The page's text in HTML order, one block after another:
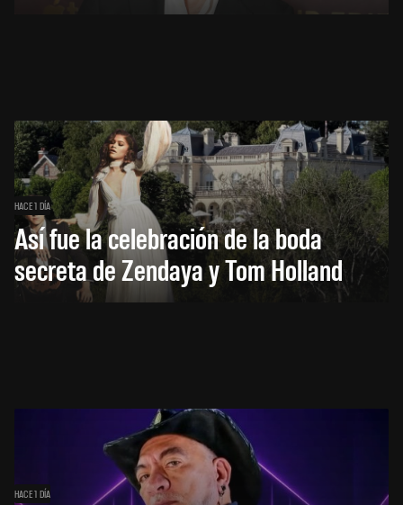
HACE 1 DÍA
Así fue la celebración de la boda
secreta de Zendaya y Tom Holland
HACE 1 DÍA